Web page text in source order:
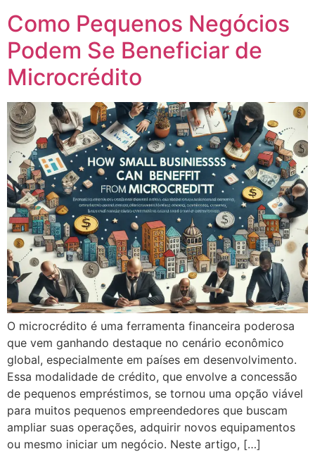
Como Pequenos Negócios
Podem Se Beneficiar de
Microcrédito
O microcrédito é uma ferramenta financeira poderosa
que vem ganhando destaque no cenário econômico
global, especialmente em países em desenvolvimento.
Essa modalidade de crédito, que envolve a concessão
de pequenos empréstimos, se tornou uma opção viável
para muitos pequenos empreendedores que buscam
ampliar suas operações, adquirir novos equipamentos
ou mesmo iniciar um negócio. Neste artigo, […]